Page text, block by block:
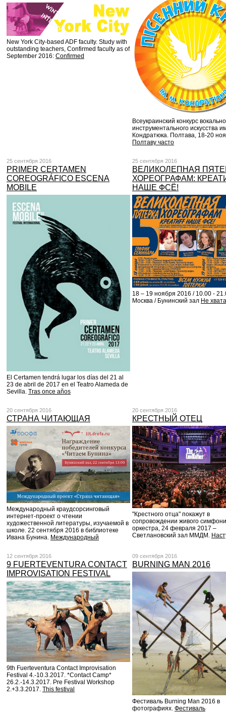
New York City-based ADF faculty. Study with
outstanding teachers, Confirmed faculty as of
September 2016: Confirmed
Всеукраинский конкурс
инструментального искусства
Кондратюка. Полтава, 18-20
Полтаву часто
25 сентября 2016
PRIMER CERTAMEN
COREOGRÁFICO ESCENA
MOBILE
El Certamen tendrá lugar los días del 21 al
23 de abril de 2017 en el Teatro Alameda de
Sevilla. Tras once años
25 сентября 2016
ВЕЛИКОЛЕПНАЯ
ХОРЕОГРАФАМ:
НАШЕ ФСЁ!
18 – 19 ноября 2016 / 10.00 -
Москва / Бунинский зал Не
20 сентября 2016
СТРАНА ЧИТАЮЩАЯ
Международный краудсорсинговый
интернет-проект о чтении
художественной литературы, изучаемой в
школе. 22 сентября 2016 в библиотеке
Ивана Бунина. Международный
20 сентября 2016
КРЕСТНЫЙ ОТЕЦ
"Крестного отца" покажут в
сопровождении живого
оркестра, 24 февраля 2017 –
Светлановский зал ММДМ.
12 сентября 2016
9 FUERTEVENTURA CONTACT
IMPROVISATION FESTIVAL
9th Fuerteventura Contact Improvisation
Festival 4.-10.3.2017. *Contact Camp*
26.2.-14.3.2017. Pre Festival Workshop
2.+3.3.2017. This festival
09 сентября 2016
BURNING MAN 2016
Фестиваль Burning Man 2016 в
фотографиях. Фестиваль